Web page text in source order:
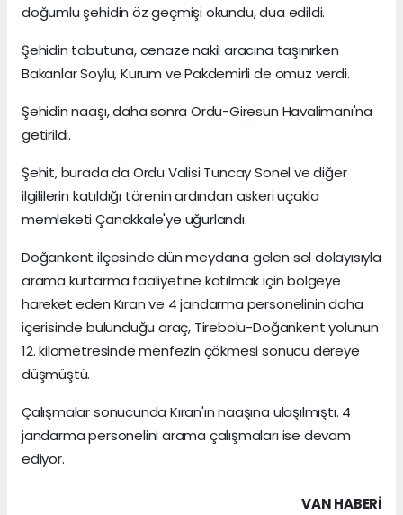
doğumlu şehidin öz geçmişi okundu, dua edildi.
Şehidin tabutuna, cenaze nakil aracına taşınırken
Bakanlar Soylu, Kurum ve Pakdemirli de omuz verdi.
Şehidin naaşı, daha sonra Ordu-Giresun Havalimanı'na
getirildi.
Şehit, burada da Ordu Valisi Tuncay Sonel ve diğer
ilgililerin katıldığı törenin ardından askeri uçakla
memleketi Çanakkale'ye uğurlandı.
Doğankent ilçesinde dün meydana gelen sel dolayısıyla
arama kurtarma faaliyetine katılmak için bölgeye
hareket eden Kıran ve 4 jandarma personelinin daha
içerisinde bulunduğu araç, Tirebolu-Doğankent yolunun
12. kilometresinde menfezin çökmesi sonucu dereye
düşmüştü.
Çalışmalar sonucunda Kıran'ın naaşına ulaşılmıştı. 4
jandarma personelini arama çalışmaları ise devam
ediyor.
VAN HABERİ